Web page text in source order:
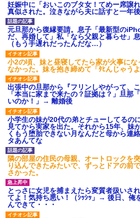
妊娠中に「おいこのブタ女！てめー席譲
真似された。泣きながら夫に話すと一年
元旦那から復縁要請。息子「最新型の
だ、再婚して」私「なら父親と暮らせ」
（もう手遅れだったんだな…）
小2の頃、妹と昼寝してたら家が火事に
なかった。妹を抱き締めて「ﾀﾋんじゃう
出張中の旦那から『フリンしやがって、
「本当に家まで来たの？証拠は？」旦那
いのか！」→ 離婚後
小学生の妹が20代の弟とチューしてるの
見てから実家を出た。それから15年、妹
くもう堕胎できない月なんだと母から連
タあんてな
隣の部屋の住民の母親、オートロックを
り込んできたみたいで、ずっとドアの前
さかった。
とっさに女児を捕まえたら変質者扱いさ
てよ！気持ち悪い！（ｼｯｼｯ」→ 後日、俺
んできて・・・